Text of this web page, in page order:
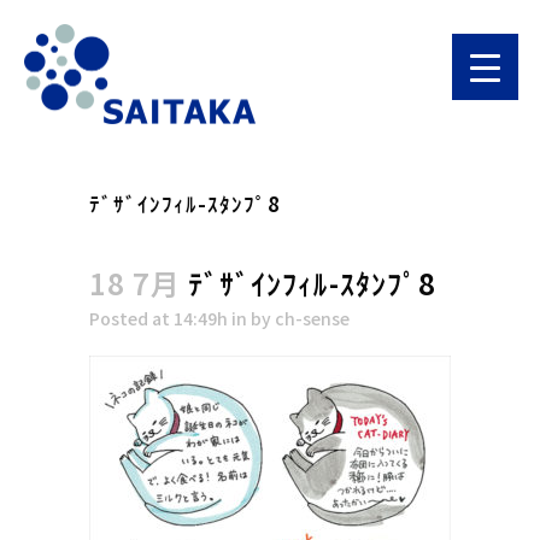
ﾃﾞｻﾞｲﾝﾌｨﾙ-ｽﾀﾝﾌﾟ8
18 7月 ﾃﾞｻﾞｲﾝﾌｨﾙ-ｽﾀﾝﾌﾟ8
Posted at 14:49h in by ch-sense